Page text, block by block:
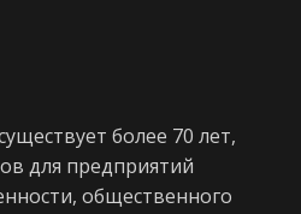
более 70 лет,
для предприятий
общественного